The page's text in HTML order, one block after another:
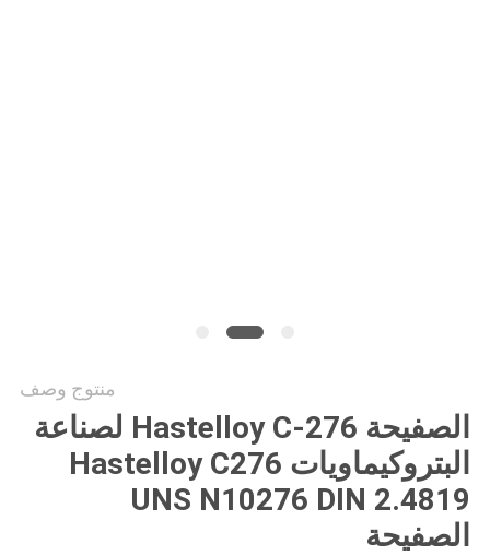
منتوج وصف
الصفيحة Hastelloy C-276 لصناعة
البتروكيماويات Hastelloy C276
UNS N10276 DIN 2.4819
الصفيحة